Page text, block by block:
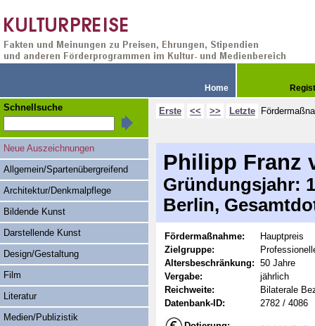
Home
Erste << >> Letzte
Philipp Franz
Gründungsjahr:
Berlin,
Fördermaßnahme:
Hauptpreis
Zielgruppe:
Altersbeschränkung: 50 Jahre
Vergabe:
jährlich
Reichweite:
Bilaterale
Datenbank-ID:
2782 / 4086
Schnellsuche
Neue Auszeichnungen
Allgemein/Spartenübergreifend
Architektur/Denkmalpflege
Bildende Kunst
Darstellende Kunst
Design/Gestaltung
Film
Literatur
Medien/Publizistik